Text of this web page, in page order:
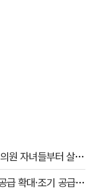
장동혁, 황희 '버스하우스'에 "與 의원 자녀들부터 살아보면 어떨까?"
李대통령, 6시간 부동산 회의…"공급 확대·조기 공급 과감히 실천"